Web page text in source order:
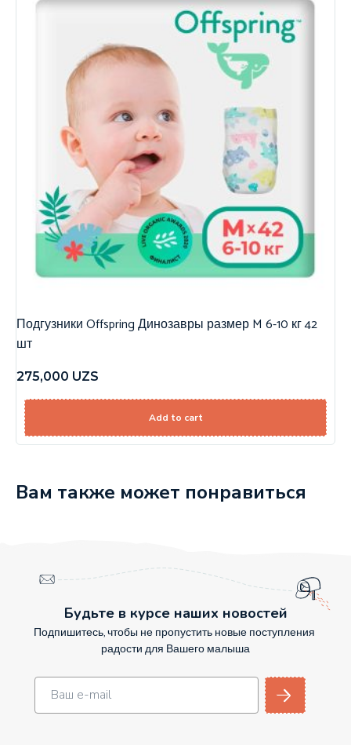
Подгузники Offspring Динозавры размер M 6-10 кг 42
шт
275,000 UZS
Add to cart
Вам также может понравиться
Будьте в курсе наших новостей
Подпишитесь, чтобы не пропустить новые поступления
радости для Вашего малыша